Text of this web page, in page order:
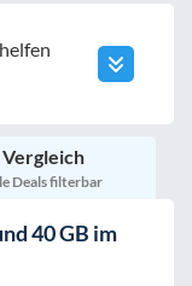
Vergleich
Deals filterbar
40 GB im